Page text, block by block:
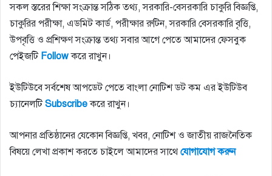
সকল স্তরের শিক্ষা সংক্রান্ত সঠিক তথ্য, সরকারি-বেসরকারি চাকুরি বিজ্ঞপ্তি,
চাকুরির পরীক্ষা, এডমিট কার্ড, পরীক্ষার রুটিন, সরকারি বেসরকারি বৃত্তি,
উপবৃত্তি ও প্রশিক্ষণ সংক্রান্ত তথ্য সবার আগে পেতে আমাদের ফেসবুক
পেইজটি Followকরে রাখুন।
ইউটিউবে সর্বশেষ আপডেট পেতে বাংলা নোটিশ ডট কম এর ইউটিউব
চ্যানেলটিSubscribeকরে রাখুন।
আপনার প্রতিষ্ঠানের যেকোন বিজ্ঞপ্তি, খবর, নোটিশ ও জাতীয় রাজনৈতিক
বিষয়ে লেখা প্রকাশ করতে চাইলে আমাদের সাথে যোগাযোগ করুন